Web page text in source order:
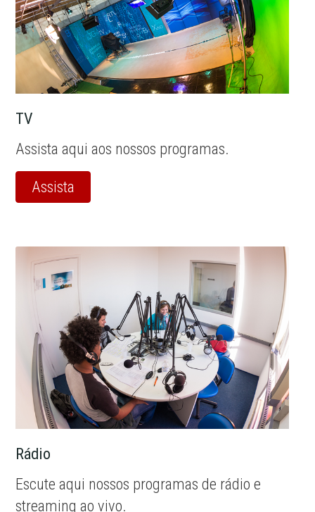
TV
Assista aqui aos nossos programas.
Assista
Rádio
Escute aqui nossos programas de rádio e
streaming ao vivo.